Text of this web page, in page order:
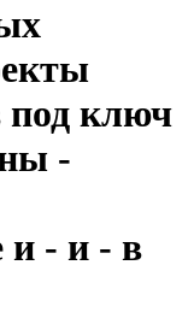
под ключ
-
и - и - в